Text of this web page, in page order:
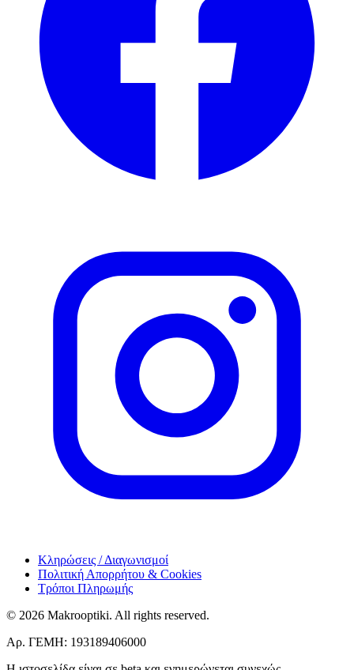
Κληρώσεις / Διαγωνισμοί
Πολιτική Απορρήτου & Cookies
Τρόποι Πληρωμής
© 2026 Makrooptiki. All rights reserved.
Αρ. ΓΕΜΗ: 193189406000